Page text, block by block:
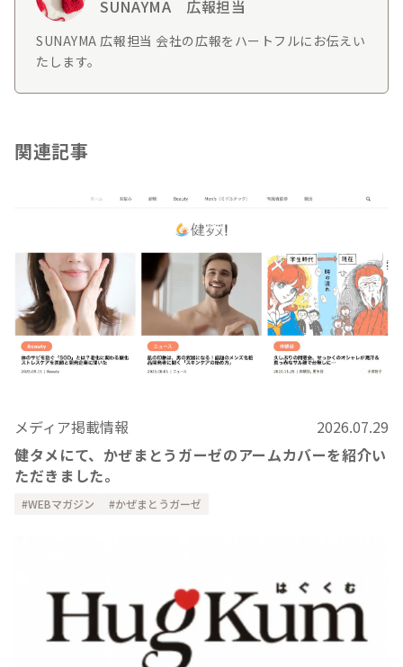
SUNAYMA 広報担当
SUNAYMA 広報担当 会社の広報をハートフルにお伝えい
たします。
関連記事
メディア掲載情報
2026.07.29
健タメにて、かぜまとうガーゼのアームカバーを紹介い
ただきました。
WEBマガジン かぜまとうガーゼ